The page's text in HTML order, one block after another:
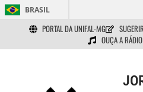
BRASIL
PORTAL DA UNIFAL-MG
OUÇA A